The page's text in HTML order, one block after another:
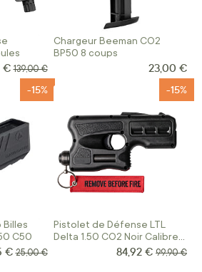
€ Prix normal
139,00 €
Chargeur Beeman CO2
BP50 8 coups
23,00 €
Billes
C50
-15%
€ Prix normal
25,00 €
Pistolet de Défense LTL
Delta 1.50 CO2 Noir Calibre
-15%
Prix Spécial
84,92 € Prix
99,90 €